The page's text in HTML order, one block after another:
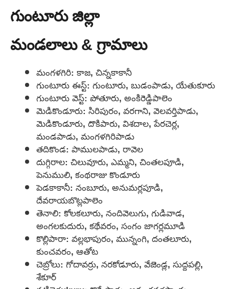
గుంటూరు జిల్లా
మండలాలు & గ్రామాలు
మంగళగిరి: కాజ, చిన్నకాకానీ
గుంటూరు ఈస్ట్: గుంటూరు, బుడంపాడు, యేతుకూరు
గుంటూరు వెస్ట్: పోతూరు, అంకిరెడ్డిపాలెం
మెడికొండూరు: సిరిపురం, వరగాని, వెలవర్తిపాడు,
మెడికొండూరు, దొకిపారు, విశదాల, పేరచెర్ల,
మండపాడు, మంగళగిరిపాడు
తదికొండ: పాములపాడు, రావెల
దుగ్గిరాల: చిలువూరు, ఎమ్మని, చింతలపూడి,
పెనుములి, కంథరాజు కొండూరు
పెడకాకానీ: నంబూరు, అనుమర్లపూడి,
దేవరాయబొట్లపాలెం
తెనాలి: కోలకలూరు, నందివెలుగు, గుడివాడ,
అంగలకుదురు, కథేవరం, సంగం జాగర్లమూడి
కొల్లిపారా: వల్లభాపురం, మున్నంగి, దంతలూరు,
కుంచవరం, ఆతోట
చెబ్రోలు: గోదావర్రు, నరకోడూరు, వేజెండ్ల, సుద్దపల్లి,
శేకూర్